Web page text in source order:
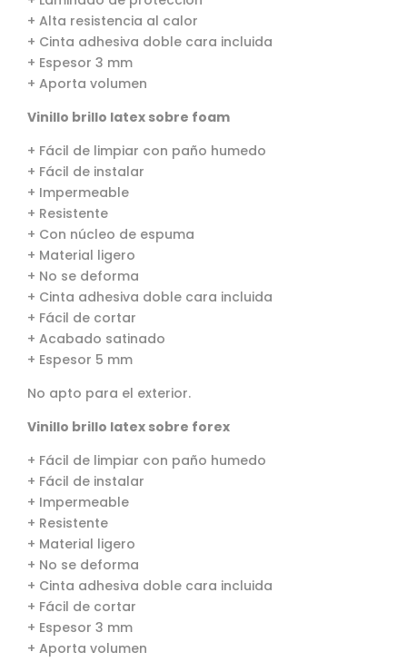
+ Alta resistencia al calor
+ Cinta adhesiva doble cara incluida
+ Espesor 3 mm
+ Aporta volumen
Vinillo brillo latex sobre foam
+ Fácil de limpiar con paño humedo
+ Fácil de instalar
+ Impermeable
+ Resistente
+ Con núcleo de espuma
+ Material ligero
+ No se deforma
+ Cinta adhesiva doble cara incluida
+ Fácil de cortar
+ Acabado satinado
+ Espesor 5 mm
No apto para el exterior.
Vinillo brillo latex sobre forex
+ Fácil de limpiar con paño humedo
+ Fácil de instalar
+ Impermeable
+ Resistente
+ Material ligero
+ No se deforma
+ Cinta adhesiva doble cara incluida
+ Fácil de cortar
+ Espesor 3 mm
+ Aporta volumen